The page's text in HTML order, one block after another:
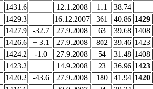
1431.6 12.1.2008 111 38.74
1429.3 16.12.2007 361 40.86 1429
1427.9 -32.7 27.9.2008 63 39.68 1408
1426.6 + 3.1 27.9.2008 802 39.46 1423
1424.2 -1.0 27.9.2008 54 31.48 1408
1423.2 14.9.2008 23 36.96 1423
1420.2 -43.6 27.9.2008 180 41.94 1420